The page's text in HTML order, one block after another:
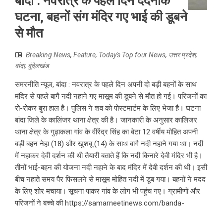
घटना, बहनों संग मंदिर गए भाई की डूबने
से मौत
Breaking News, Feature, Today's Top four News, उत्तर प्रदेश,
बांदा, बुंदेलखंड
समरनीति न्यूज, बांदा : नवरात्र के पहले दिन अपनी दो बड़ी बहनों के साथ
मंदिर से पहले बागै नदी नहाने गए मासूम की डूबने से मौत हो गई। परिजनों का
रो-रोकर बुरा हाल है। पुलिस ने शव को पोस्टमार्टम के लिए भेजा है। घटना
बांदा जिले के कालिंजर थाना क्षेत्र की है। जानकारी के अनुसार कालिजर
थाना क्षेत्र के गुढ़ाकला गांव के वीरेंद्र सिंह का बेटा 12 वर्षीय मोहित अपनी
बड़ी बहन नेहा (18) और खुशबू (14) के साथ बागै नदी नहाने गया था। नदी
में नहाकर देवी दर्शन की थी तैयारी बताते हैं कि नदी किनारे देवी मंदिर भी है।
तीनों भाई-बहन की योजना नदी नहाने के बाद मंदिर में देवी दर्शन की थी। इसी
बीच नहाते समय पैर फिसलने से मासूम मोहित नदी में डूब गया। बहनों ने मदद
के लिए शोर मचाया। सूचना पाकर गांव के लोग भी पहुंच गए। ग्रामीणों और
परिजनों ने बच्चे की https://samarneetinews.com/banda-